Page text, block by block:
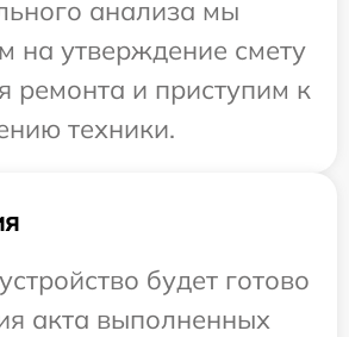
анализа мы
на утверждение смету
ремонта и приступим к
техники.
будет готово
акта выполненных